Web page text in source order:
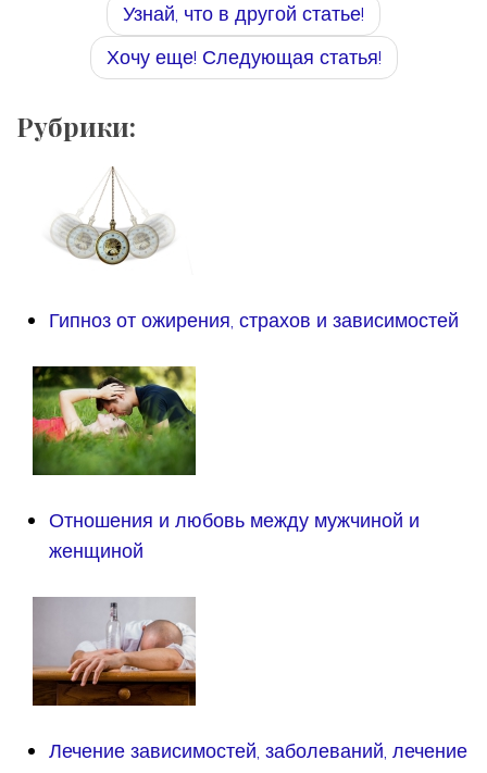
Узнай, что в другой статье!
Хочу еще! Следующая статья!
Рубрики:
Гипноз от ожирения, страхов и зависимостей
Отношения и любовь между мужчиной и
женщиной
Лечение зависимостей, заболеваний, лечение